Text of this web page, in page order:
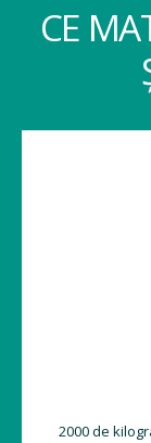
CE
2000 de